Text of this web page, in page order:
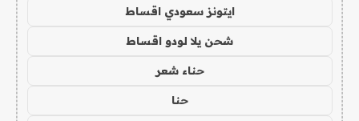
ايتونز سعودي اقساط
شحن يلا لودو اقساط
حناء شعر
حنا